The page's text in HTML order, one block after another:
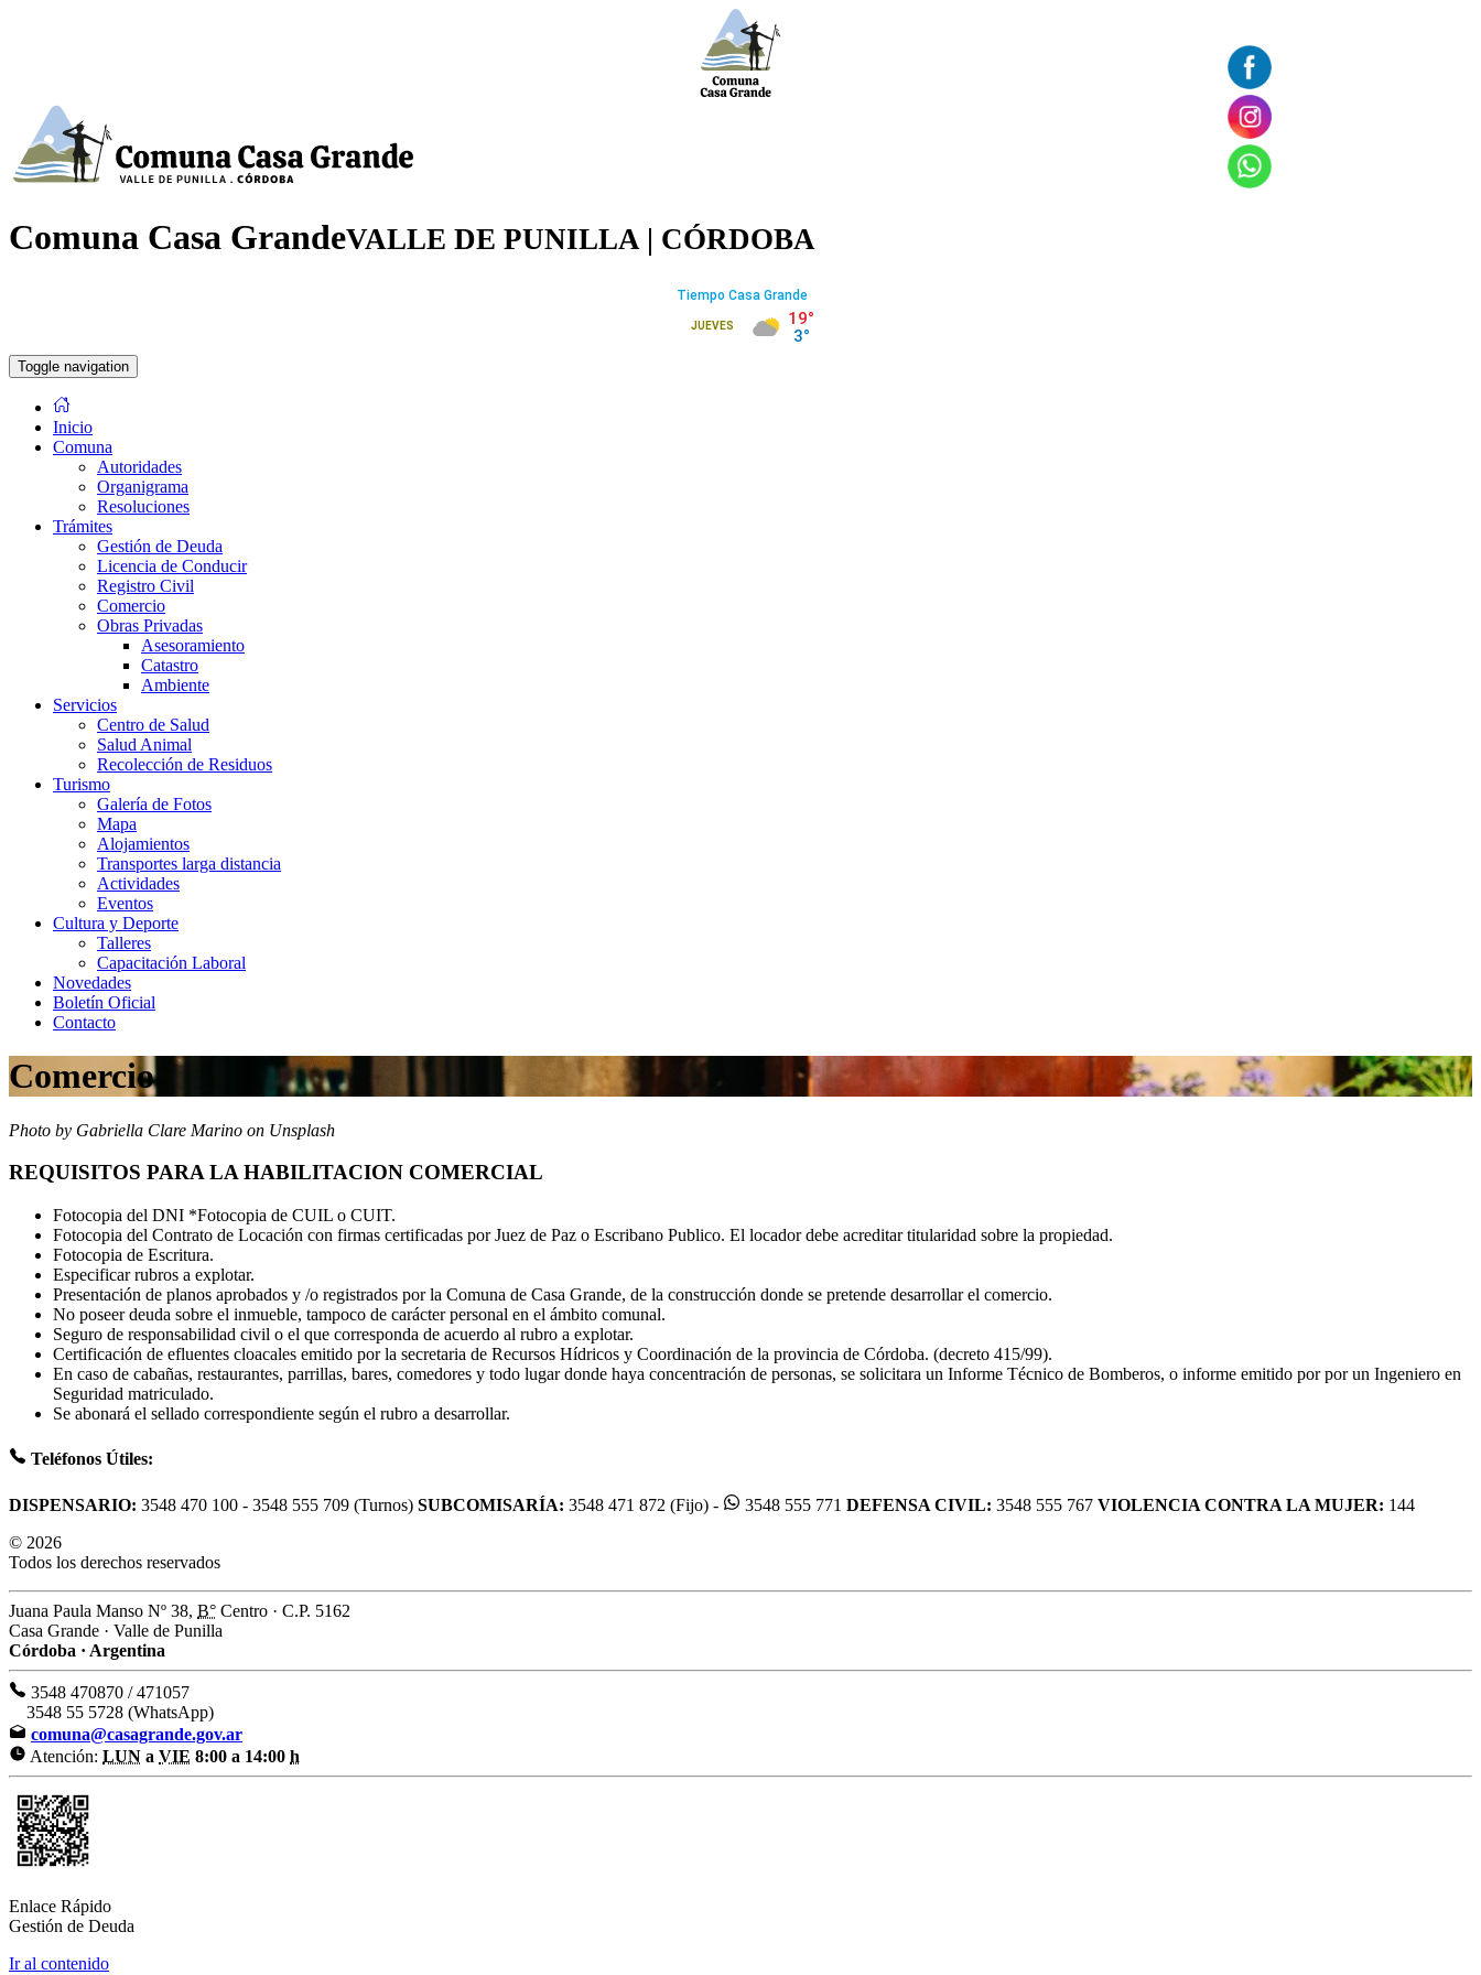
Comuna Casa GrandeVALLE DE PUNILLA | CÓRDOBA
Toggle navigation
Inicio
Comuna
Autoridades
Organigrama
Resoluciones
Trámites
Gestión de Deuda
Licencia de Conducir
Registro Civil
Comercio
Obras Privadas
Asesoramiento
Catastro
Ambiente
Servicios
Centro de Salud
Salud Animal
Recolección de Residuos
Turismo
Galería de Fotos
Mapa
Alojamientos
Transportes larga distancia
Actividades
Eventos
Cultura y Deporte
Talleres
Capacitación Laboral
Novedades
Boletín Oficial
Contacto
Comercio
Photo by Gabriella Clare Marino on Unsplash
REQUISITOS PARA LA HABILITACION COMERCIAL
Fotocopia del DNI *Fotocopia de CUIL o CUIT.
Fotocopia del Contrato de Locación con firmas certificadas por Juez de Paz o Escribano Publico. El locador debe acreditar titularidad sobre la propiedad.
Fotocopia de Escritura.
Especificar rubros a explotar.
Presentación de planos aprobados y /o registrados por la Comuna de Casa Grande, de la construcción donde se pretende desarrollar el comercio.
No poseer deuda sobre el inmueble, tampoco de carácter personal en el ámbito comunal.
Seguro de responsabilidad civil o el que corresponda de acuerdo al rubro a explotar.
Certificación de efluentes cloacales emitido por la secretaria de Recursos Hídricos y Coordinación de la provincia de Córdoba. (decreto 415/99).
En caso de cabañas, restaurantes, parrillas, bares, comedores y todo lugar donde haya concentración de personas, se solicitara un Informe Técnico de Bomberos, o informe emitido por por un Ingeniero en
Seguridad matriculado.
Se abonará el sellado correspondiente según el rubro a desarrollar.
Teléfonos Útiles:
DISPENSARIO: 3548 470 100 - 3548 555 709 (Turnos) SUBCOMISARÍA: 3548 471 872 (Fijo) - 3548 555 771 DEFENSA CIVIL: 3548 555 767 VIOLENCIA CONTRA LA MUJER: 144
© 2026
Todos los derechos reservados
Juana Paula Manso Nº 38, B° Centro · C.P. 5162
Casa Grande · Valle de Punilla
Córdoba · Argentina
3548 470870 / 471057
3548 55 5728 (WhatsApp)
comuna@casagrande.gov.ar
Atención: LUN a VIE 8:00 a 14:00 h
Enlace Rápido
Gestión de Deuda
Ir al contenido